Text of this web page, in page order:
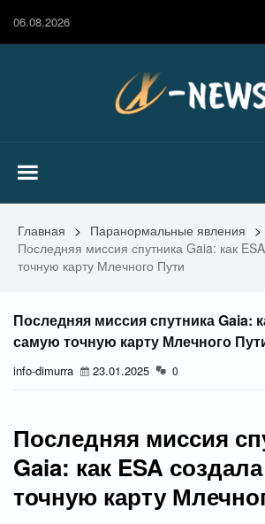
06.08.2026
Главная > Паранормальные явления >
Последняя миссия спутника Gaia: как
точную карту Млечного Пути
Последняя миссия спутника Gaia:
самую точную карту Млечного
info-dimurra 23.01.2025 0
Последняя миссия
Gaia: как ESA
точную карту